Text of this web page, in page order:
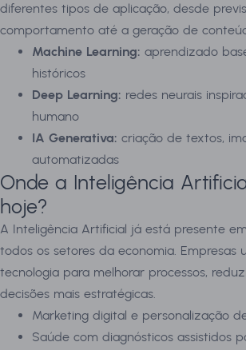
diferentes tipos de aplicação, desde
comportamento até a geração de
Machine Learning: aprendizado
históricos
Deep Learning: redes neurais
humano
IA Generativa: criação de textos,
automatizadas
Onde a Inteligência
hoje?
A Inteligência Artificial já está presente
todos os setores da economia. Empresas
tecnologia para melhorar processos,
decisões mais estratégicas.
Marketing digital e personalização
Saúde com diagnósticos assistidos